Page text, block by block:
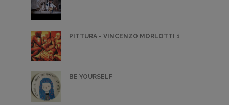
PITTURA - VINCENZO MORLOTTI 1
BE YOURSELF